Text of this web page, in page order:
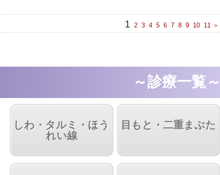
1 2 3 4 5 6 7 8 9 10 11 ＞
～診療一覧
しわ・タルミ・ほう
れい線
目もと・二重まぶた